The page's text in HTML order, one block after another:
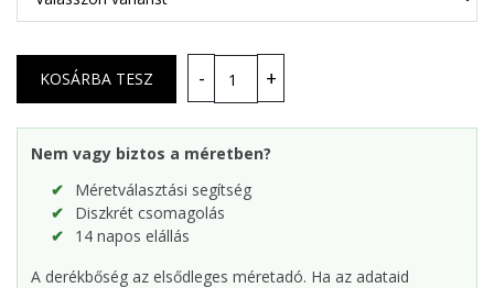
Nem vagy biztos a méretben?
Méretválasztási segítség
Diszkrét csomagolás
14 napos elállás
A derékbőség az elsődleges méretadó. Ha az adataid